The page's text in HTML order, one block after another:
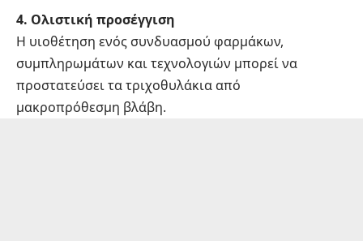
4. Ολιστική προσέγγιση
Η υιοθέτηση ενός συνδυασμού φαρμάκων,
συμπληρωμάτων και τεχνολογιών μπορεί να
προστατεύσει τα τριχοθυλάκια από
μακροπρόθεσμη βλάβη.